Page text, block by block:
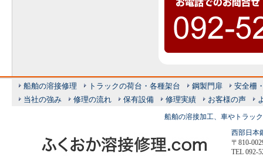
船舶の溶接修理 トラックの荷台・各種架台 鋼製門扉
安全柵
当社の強み
修理の流れ 保有設備 修理実績 お客様の声
船舶の溶接加工、車やトラッ
西部日本
〒810-
TEL 092-